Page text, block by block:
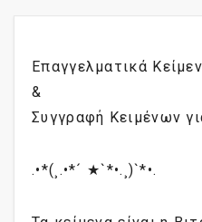
Επαγγελματικά
&
Συγγραφή Κειμένων
.•*(¸.•*´ ★`*•.¸)`*•.